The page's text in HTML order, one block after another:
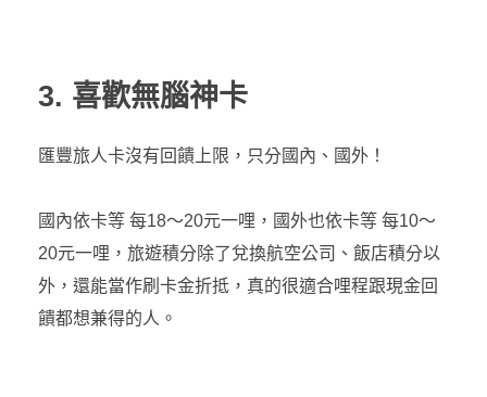
3. 喜歡無腦神卡
匯豐旅人卡沒有回饋上限，只分國內、國外！
國內依卡等 每18～20元一哩，國外也依卡等 每10～
20元一哩，旅遊積分除了兌換航空公司、飯店積分以
外，還能當作刷卡金折抵，真的很適合哩程跟現金回
饋都想兼得的人。